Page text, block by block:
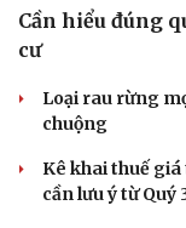
Cần hiểu đúng
cư
Loại rau rừng
chuộng
Kê khai thuế
cần lưu ý từ Quý